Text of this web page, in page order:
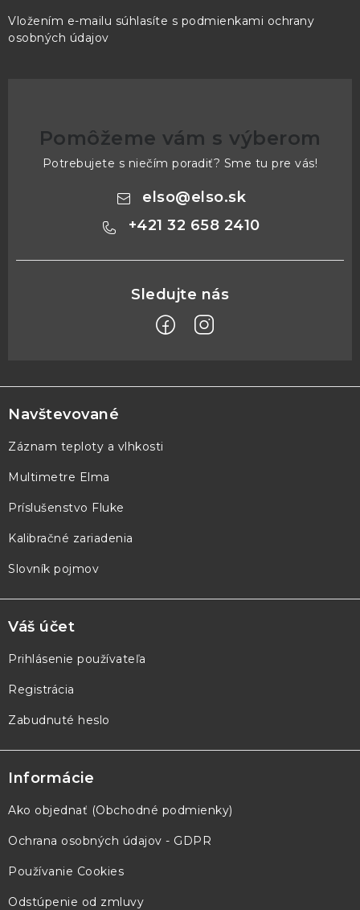
Vložením e-mailu súhlasíte s podmienkami ochrany
osobných údajov
Pomôžeme vám s výberom
Potrebujete s niečím poradiť? Sme tu pre vás!
elso@elso.sk
+421 32 658 2410
á
p
ä
e
Navštevované
Záznam teploty a vlhkosti
Multimetre Elma
Príslušenstvo Fluke
Kalibračné zariadenia
Slovník pojmov
Váš účet
Prihlásenie používateľa
Registrácia
Zabudnuté heslo
Informácie
Ako objednať (Obchodné podmienky)
Ochrana osobných údajov - GDPR
Používanie Cookies
Odstúpenie od zmluvy